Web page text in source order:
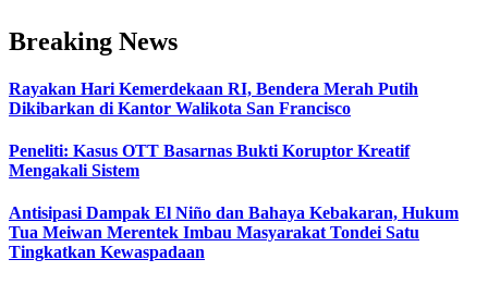
Breaking News
Rayakan Hari Kemerdekaan RI, Bendera Merah Putih
Dikibarkan di Kantor Walikota San Francisco
Peneliti: Kasus OTT Basarnas Bukti Koruptor Kreatif
Mengakali Sistem
Antisipasi Dampak El Niño dan Bahaya Kebakaran, Hukum
Tua Meiwan Merentek Imbau Masyarakat Tondei Satu
Tingkatkan Kewaspadaan